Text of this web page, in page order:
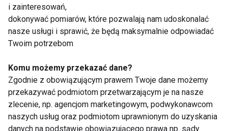
które sycą i pomagają
przetrwać letnie upały
cheeseburger z
kaszą? Zaskakujące
pomysły kulinarne
i zainteresowań,
dokonywać pomiarów, które pozwalają nam udoskonalać
nasze usługi i sprawić, że będą maksymalnie odpowiadać
Twoim potrzebom
Komu możemy przekazać dane?
Zgodnie z obowiązującym prawem Twoje dane możemy
przekazywać podmiotom przetwarzającym je na nasze
zlecenie, np. agencjom marketingowym, podwykonawcom
naszych usług oraz podmiotom uprawnionym do uzyskania
danych na podstawie obowiązującego prawa np. sądy